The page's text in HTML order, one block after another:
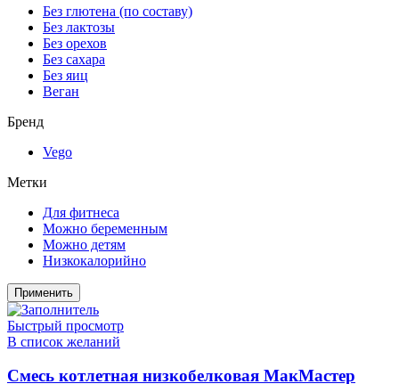
Без глютена (по составу)
Без лактозы
Без орехов
Без сахара
Без яиц
Веган
Бренд
Vego
Метки
Для фитнеса
Можно беременным
Можно детям
Низкокалорийно
Применить
Быстрый просмотр
В список желаний
Смесь котлетная низкобелковая МакМастер